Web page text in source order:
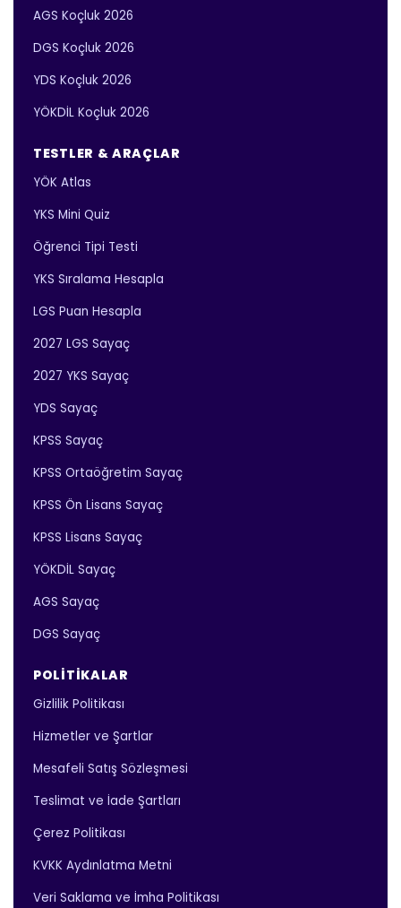
AGS Koçluk 2026
DGS Koçluk 2026
YDS Koçluk 2026
YÖKDİL Koçluk 2026
TESTLER & ARAÇLAR
YÖK Atlas
YKS Mini Quiz
Öğrenci Tipi Testi
YKS Sıralama Hesapla
LGS Puan Hesapla
2027 LGS Sayaç
2027 YKS Sayaç
YDS Sayaç
KPSS Sayaç
KPSS Ortaöğretim Sayaç
KPSS Ön Lisans Sayaç
KPSS Lisans Sayaç
YÖKDİL Sayaç
AGS Sayaç
DGS Sayaç
POLITIKALAR
Gizlilik Politikası
Hizmetler ve Şartlar
Mesafeli Satış Sözleşmesi
Teslimat ve İade Şartları
Çerez Politikası
KVKK Aydınlatma Metni
Veri Saklama ve İmha Politikası